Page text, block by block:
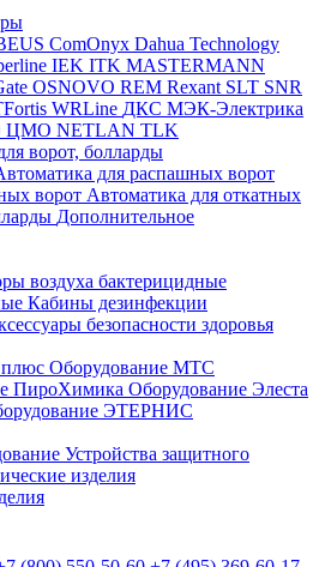
ComOnyx Dahua Technology
IEK ITK MASTERMANN
OSNOVO REM Rexant SLT SNR
WRLine ДКС МЭК-Электрика
ЦМО NETLAN TLK
ворот, болларды
для распашных ворот
ворот Автоматика для откатных
Дополнительное
воздуха бактерицидные
Кабины дезинфекции
безопасности здоровья
Оборудование МТС
ПироХимика Оборудование Элеста
ЭТЕРНИС
Устройства защитного
изделия